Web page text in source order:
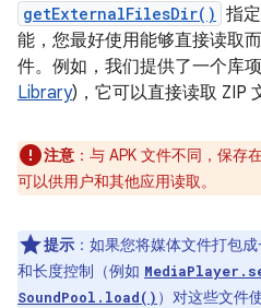
getExternalFilesDir() 指
能，您最好使用能够直接读取
件。例如，我们提供了一个库
Library)，它可以直接读取 ZIP
注意 ：与 APK 文件不同，保存
可以供用户和其他应用读取。
提示 ：如果您将媒体文件打包
和长度控制（例如
SoundPool.load() ）对这些文件